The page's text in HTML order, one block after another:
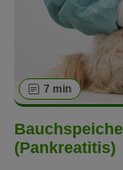
7 min
(Pankreatitis)